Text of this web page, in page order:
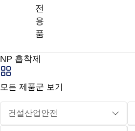
전
용
품
NP 흡착제
모든 제품군 보기
건설산업안전